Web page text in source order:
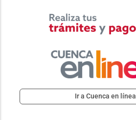
Ir a Cuenca en línea